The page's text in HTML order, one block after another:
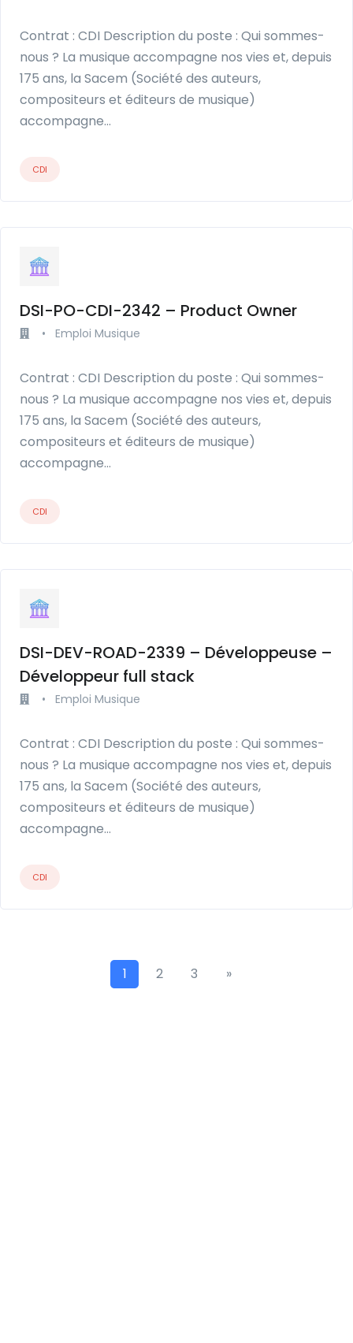
Contrat : CDI Description du poste : Qui sommes-
nous ? La musique accompagne nos vies et, depuis
175 ans, la Sacem (Société des auteurs,
compositeurs et éditeurs de musique)
accompagne…
CDI
DSI-PO-CDI-2342 – Product Owner
• Emploi Musique
Contrat : CDI Description du poste : Qui sommes-
nous ? La musique accompagne nos vies et, depuis
175 ans, la Sacem (Société des auteurs,
compositeurs et éditeurs de musique)
accompagne…
CDI
DSI-DEV-ROAD-2339 – Développeuse –
Développeur full stack
• Emploi Musique
Contrat : CDI Description du poste : Qui sommes-
nous ? La musique accompagne nos vies et, depuis
175 ans, la Sacem (Société des auteurs,
compositeurs et éditeurs de musique)
accompagne…
CDI
1 2 3 »